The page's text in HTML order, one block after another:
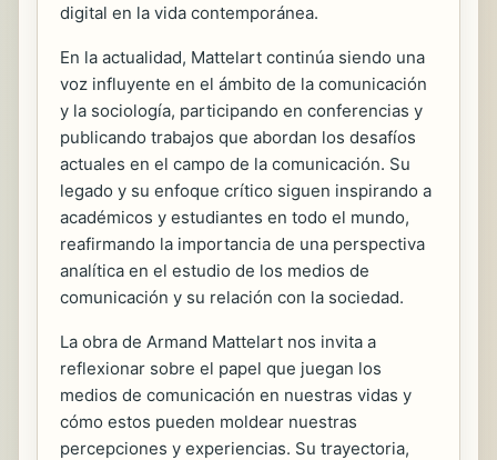
digital en la vida contemporánea.
En la actualidad, Mattelart continúa siendo una
voz influyente en el ámbito de la comunicación
y la sociología, participando en conferencias y
publicando trabajos que abordan los desafíos
actuales en el campo de la comunicación. Su
legado y su enfoque crítico siguen inspirando a
académicos y estudiantes en todo el mundo,
reafirmando la importancia de una perspectiva
analítica en el estudio de los medios de
comunicación y su relación con la sociedad.
La obra de Armand Mattelart nos invita a
reflexionar sobre el papel que juegan los
medios de comunicación en nuestras vidas y
cómo estos pueden moldear nuestras
percepciones y experiencias. Su trayectoria,